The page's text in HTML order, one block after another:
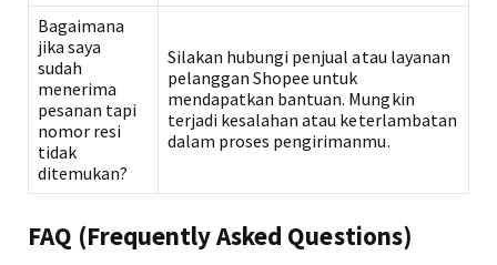
Bagaimana
jika saya
sudah
menerima
pesanan tapi
nomor resi
tidak
ditemukan?
Silakan hubungi penjual atau layanan
pelanggan Shopee untuk
mendapatkan bantuan. Mungkin
terjadi kesalahan atau keterlambatan
dalam proses pengirimanmu.
FAQ (Frequently Asked Questions)